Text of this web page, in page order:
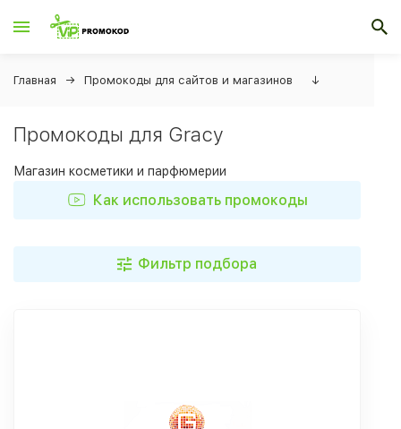
Главная Промокоды для сайтов и магазинов ↓
Промокоды для Gracy
Магазин косметики и парфюмерии
Как использовать промокоды
Фильтр подбора